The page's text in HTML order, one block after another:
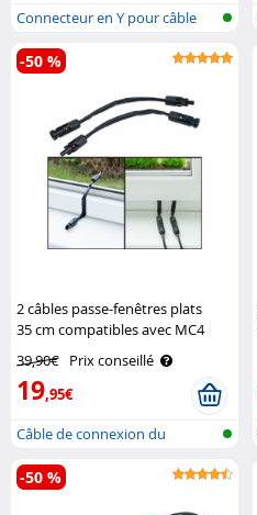
Connecteur en Y pour câble
solaire
2 câbles passe-fenêtres plats
35 cm compatibles avec MC4
39,90€ Prix conseillé
19,95€
-50 %
Câble de connexion du
module solair..
-50 %